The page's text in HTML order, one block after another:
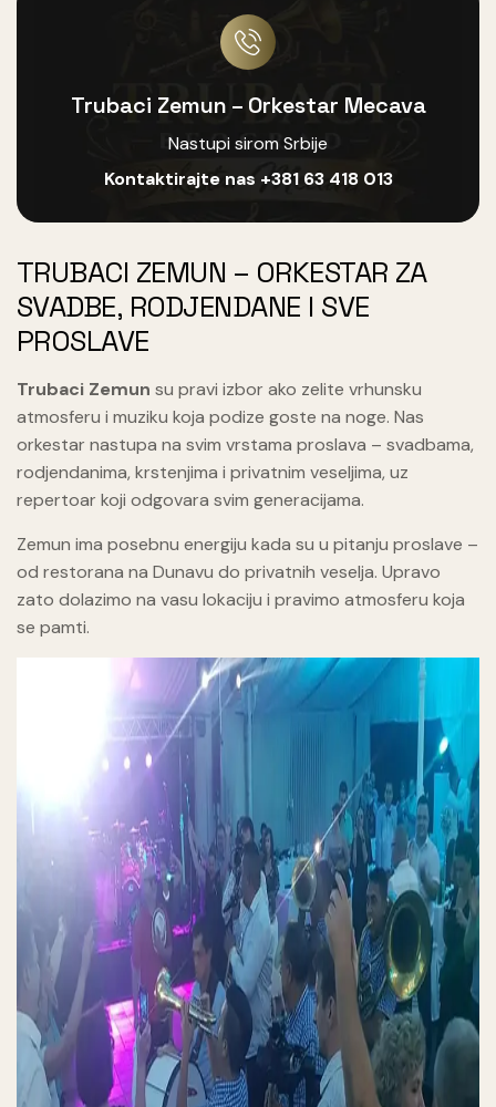
Trubaci Zemun – Orkestar Mecava
Nastupi sirom Srbije
Kontaktirajte nas +381 63 418 013
TRUBACI ZEMUN – ORKESTAR ZA
SVADBE, RODJENDANE I SVE
PROSLAVE
Trubaci Zemun su pravi izbor ako zelite vrhunsku
atmosferu i muziku koja podize goste na noge. Nas
orkestar nastupa na svim vrstama proslava – svadbama,
rodjendanima, krstenjima i privatnim veseljima, uz
repertoar koji odgovara svim generacijama.
Zemun ima posebnu energiju kada su u pitanju proslave –
od restorana na Dunavu do privatnih veselja. Upravo
zato dolazimo na vasu lokaciju i pravimo atmosferu koja
se pamti.